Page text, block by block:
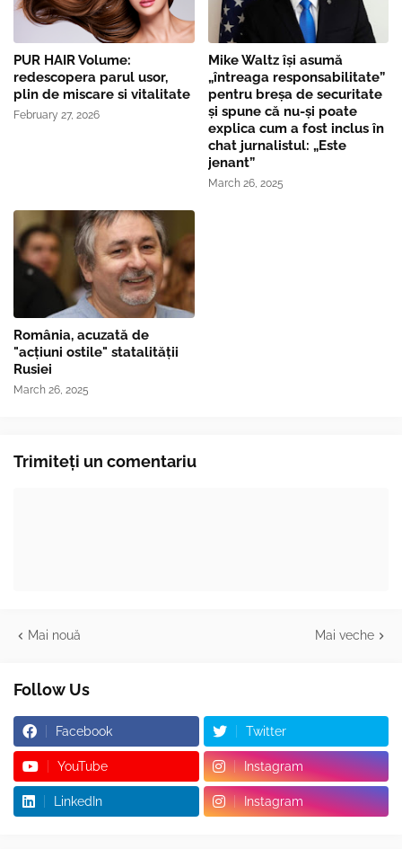
PUR HAIR Volume:
redescopera parul usor,
plin de miscare si vitalitate
February 27, 2026
Mike Waltz îşi asumă
„întreaga responsabilitate”
pentru breşa de securitate
și spune că nu-și poate
explica cum a fost inclus în
chat jurnalistul: „Este
jenant”
March 26, 2025
România, acuzată de
"acțiuni ostile" statalității
Rusiei
March 26, 2025
Trimiteți un comentariu
Mai nouă Mai veche
Follow Us
Facebook Twitter
YouTube Instagram
LinkedIn Instagram